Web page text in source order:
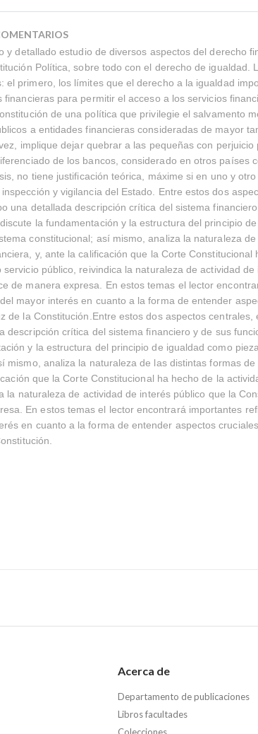
y detallado estudio de diversos aspectos del derecho
Política, sobre todo con el derecho de igualdad.
el primero, los límites que el derecho a la igualdad
financieras para permitir el acceso a los servicios
de una política que privilegie el salvamento
a entidades financieras consideradas de mayor
implique dejar quebrar a las pequeñas con perjuicio
de los bancos, considerado en otros países
no tiene justificación teórica, máxime si en uno y
y vigilancia del Estado. Entre estos dos
una detallada descripción crítica del sistema
la fundamentación y la estructura del principio
constitucional; así mismo, analiza la naturaleza
y, ante la calificación que la Corte Constitucional
público, reivindica la naturaleza de actividad de
de manera expresa. En estos temas el lector
mayor interés en cuanto a la forma de entender
de la Constitución.Entre estos dos aspectos centrales,
descripción crítica del sistema financiero y de sus
y la estructura del principio de igualdad como
mismo, analiza la naturaleza de las distintas formas de
que la Corte Constitucional ha hecho de la
la naturaleza de actividad de interés público que la
En estos temas el lector encontrará importantes
en cuanto a la forma de entender aspectos
Acerca de
Departamento de publicaciones
Libros facultades
Colecciones